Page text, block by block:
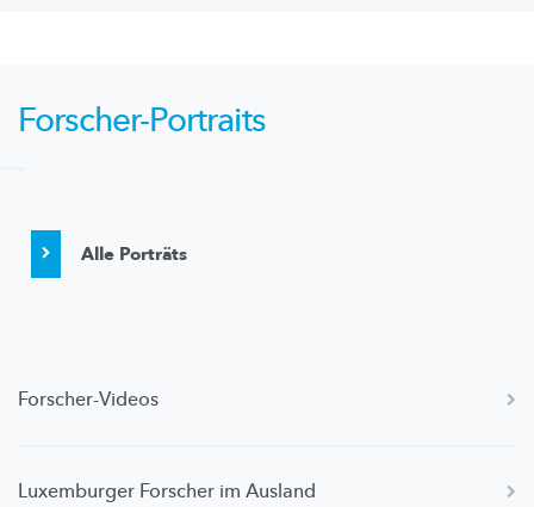
Forscher-Portraits
Alle Porträts
Forscher-Videos
Luxemburger Forscher im Ausland